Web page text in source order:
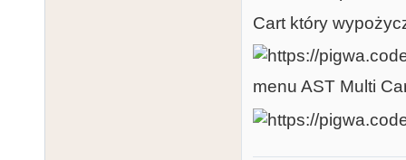
Cart który
menu AST Multi